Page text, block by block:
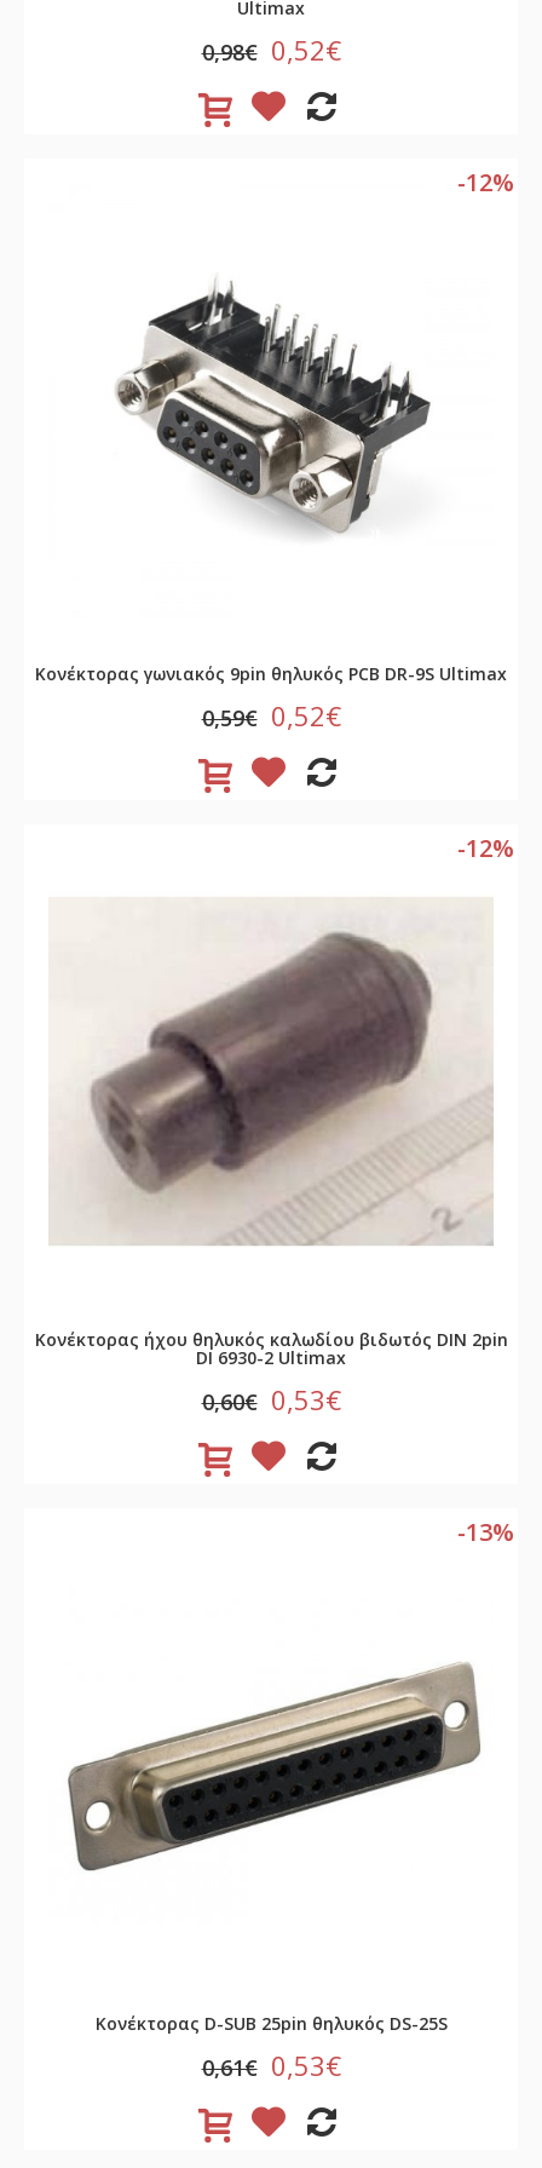
Ultimax
0,98€ 0,52€
-12%
Κονέκτορας γωνιακός 9pin θηλυκός PCB DR-9S Ultimax
0,59€ 0,52€
-12%
Κονέκτορας ήχου θηλυκός καλωδίου βιδωτός DIN 2pin
DI 6930-2 Ultimax
0,60€ 0,53€
-13%
Κονέκτορας D-SUB 25pin θηλυκός DS-25S
0,61€ 0,53€